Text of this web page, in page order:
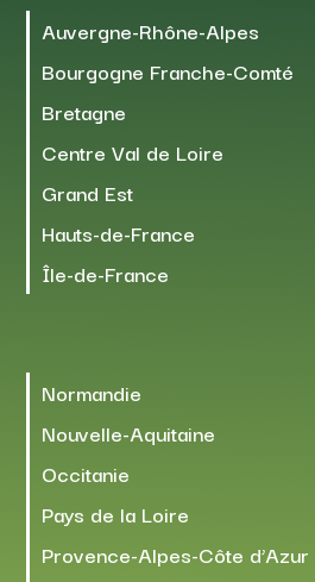
Auvergne-Rhône-Alpes
Bourgogne Franche-Comté
Bretagne
Centre Val de Loire
Grand Est
Hauts-de-France
Île-de-France
Normandie
Nouvelle-Aquitaine
Occitanie
Pays de la Loire
Provence-Alpes-Côte d’Azur